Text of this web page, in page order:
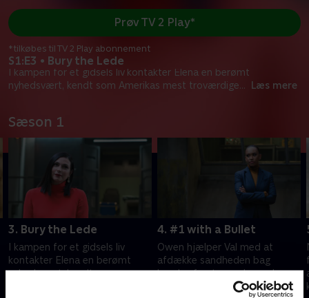
S1:E3 • Bury the Lede
I kampen for et gidsels liv kontakter Elena en berømt
nyhedsvært, kendt som Amerikas mest troværdige... Læs mere
Prøv TV 2 Play*
*tilkøbes til TV 2 Play abonnement
Sæson 1
3. Bury the Lede
I kampen for et gidsels liv
kontakter Elena en berømt
nyhedsvært, kendt som
4. #1 with a Bullet
Owen hjælper Val med at
afdække sandheden bag
hendes første møde med